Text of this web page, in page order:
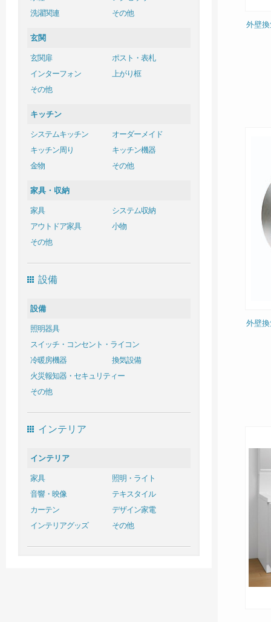
洗濯関連
その他
玄関
玄関扉
ポスト・表札
インターフォン
上がり框
その他
キッチン
システムキッチン
オーダーメイド
キッチン周り
キッチン機器
金物
その他
家具・収納
家具
システム収納
アウトドア家具
小物
その他
設備
設備
照明器具
スイッチ・コンセント・ライコン
冷暖房機器
換気設備
火災報知器・セキュリティー
その他
インテリア
インテリア
家具
照明・ライト
音響・映像
テキスタイル
カーテン
デザイン家電
インテリアグッズ
その他
外壁
外壁